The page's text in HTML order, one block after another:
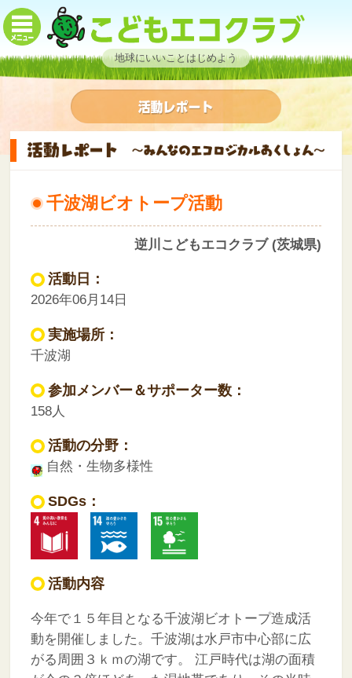
地球にいいことはじめよう
千波湖ビオトープ活動
逆川こどもエコクラブ (茨城県)
活動日：
2026年06月14日
実施場所：
千波湖
参加メンバー＆サポーター数：
158人
活動の分野：
自然・生物多様性
SDGs：
活動内容
今年で１５年目となる千波湖ビオトープ造成活
動を開催しました。千波湖は水戸市中心部に広
がる周囲３ｋｍの湖です。
江戸時代は湖の面積